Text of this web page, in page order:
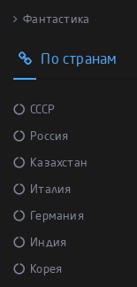
Фантастика
По странам
СССР
Россия
Казахстан
Италия
Германия
Индия
Корея